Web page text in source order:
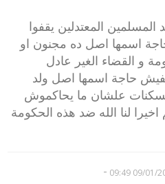
المسلمين المعتدلين يقفوا
اسمها اصل ده مجنون او
و القضاء الغير عادل
مفيش حاجة اسمها اصل ولد
علشان ما يحاكموش
اخيرا لنا الله ضد هذه الحكومة
09/01/2010
-